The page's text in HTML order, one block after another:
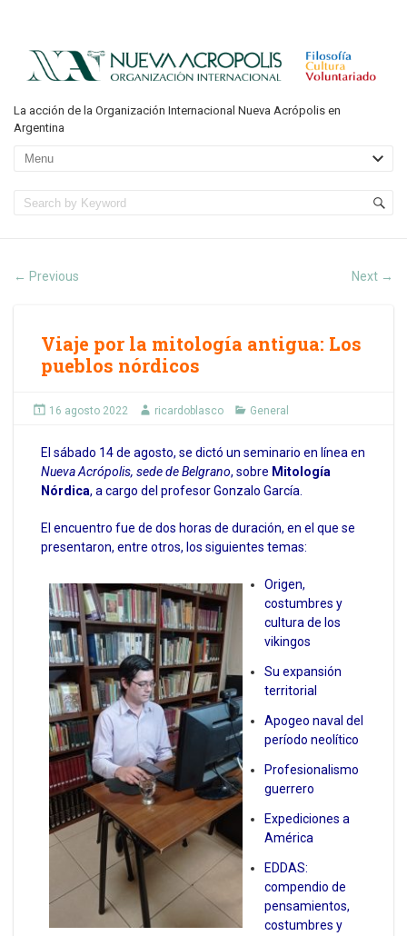
La acción de la Organización Internacional Nueva Acrópolis en
Argentina
← Previous Next →
Viaje por la mitología antigua: Los
pueblos nórdicos
16 agosto 2022 ricardoblasco General
El sábado 14 de agosto, se dictó un seminario en línea en
Nueva Acrópolis, sede de Belgrano, sobre Mitología
Nórdica, a cargo del profesor Gonzalo García.
El encuentro fue de dos horas de duración, en el que se
presentaron, entre otros, los siguientes temas:
Origen,
costumbres y
cultura de los
vikingos
Su expansión
territorial
Apogeo naval del
período neolítico
Profesionalismo
guerrero
Expediciones a
América
EDDAS:
compendio de
pensamientos,
costumbres y